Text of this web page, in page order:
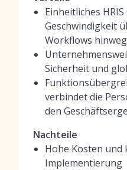
Einheitliches
Geschwindigkeit
Workflows hinweg
Sicherheit und
verbindet die
den
Nachteile
Hohe Kosten und
Implementierung